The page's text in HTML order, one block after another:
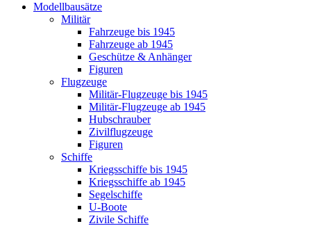
Modellbausätze
Militär
Fahrzeuge bis 1945
Fahrzeuge ab 1945
Geschütze & Anhänger
Figuren
Flugzeuge
Militär-Flugzeuge bis 1945
Militär-Flugzeuge ab 1945
Hubschrauber
Zivilflugzeuge
Figuren
Schiffe
Kriegsschiffe bis 1945
Kriegsschiffe ab 1945
Segelschiffe
U-Boote
Zivile Schiffe